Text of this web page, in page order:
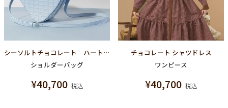
シーソルトチョコレート ハートクロスボディーバッグ
ショルダーバッグ
¥40,700 税込
チョコレート シャツドレス
ワンピース
¥40,700 税込